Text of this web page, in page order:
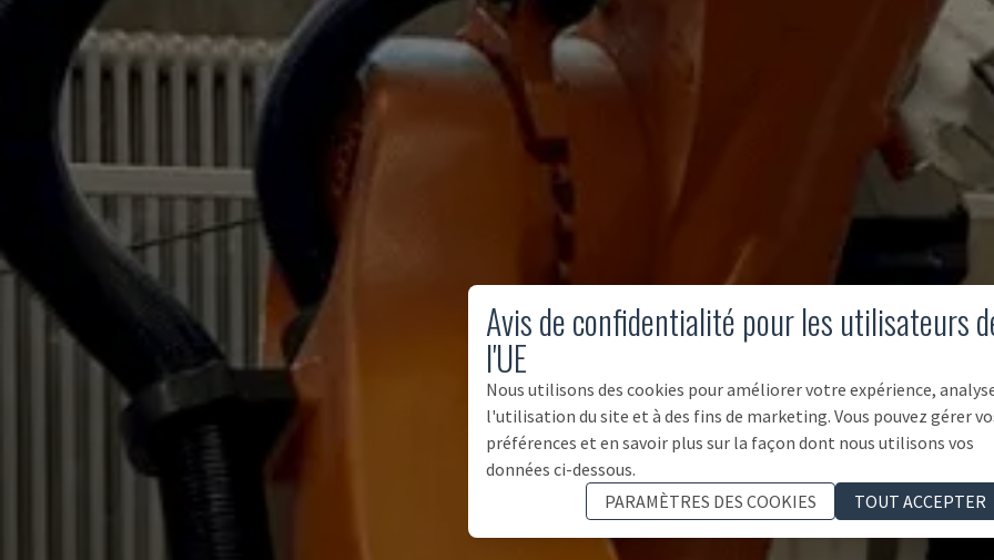
Avis de confidentialité pour les utilisateurs
l'UE
Nous utilisons des cookies pour améliorer votre expérience,
l'utilisation du site et à des fins de marketing. Vous pouvez gérer
préférences et en savoir plus sur la façon dont nous utilisons vos
données ci-dessous.
PARAMÈTRES DES COOKIES
TOUT ACCEPTER